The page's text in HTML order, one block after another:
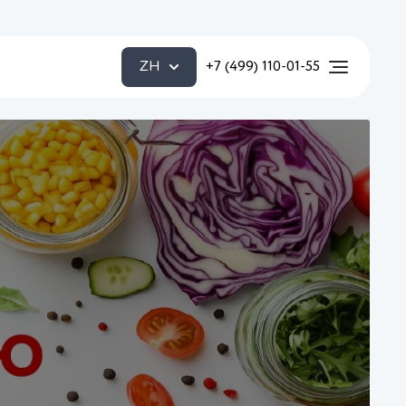
ZH +7 (499) 110-01-55